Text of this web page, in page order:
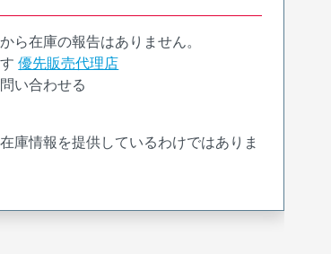
ら在庫の報告はありません。
優先販売代理店
い合わせる
庫情報を提供しているわけではありま